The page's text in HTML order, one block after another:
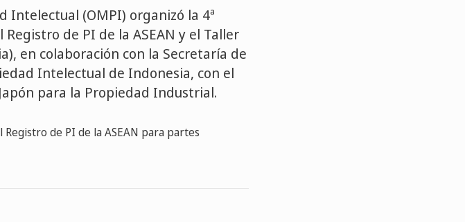
Intelectual (OMPI) organizó la 4ª
de PI de la ASEAN y el Taller
en colaboración con la Secretaría de
Intelectual de Indonesia, con el
para la Propiedad Industrial.
de PI de la ASEAN para partes